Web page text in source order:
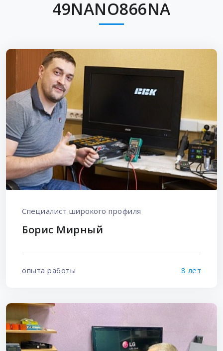
49NANO866NA
Специалист широкого профиля
Борис Мирный
опыта работы 8 лет